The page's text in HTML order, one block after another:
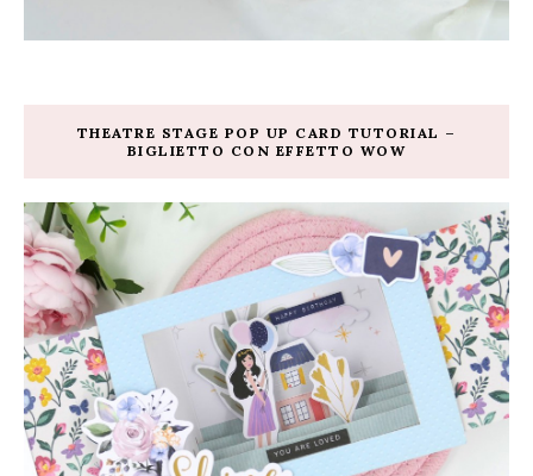
THEATRE STAGE POP UP CARD TUTORIAL –
BIGLIETTO CON EFFETTO WOW